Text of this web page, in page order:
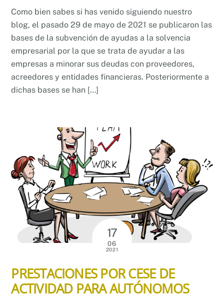
Como bien sabes si has venido siguiendo nuestro
blog, el pasado 29 de mayo de 2021 se publicaron las
bases de la subvención de ayudas a la solvencia
empresarial por la que se trata de ayudar a las
empresas a minorar sus deudas con proveedores,
acreedores y entidades financieras. Posteriormente a
dichas bases se han […]
17
06
2021
PRESTACIONES POR CESE DE
ACTIVIDAD PARA AUTÓNOMOS